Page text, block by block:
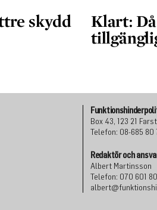
skydd
Klart:
Box 43, 123 21
Telefon: 08-685 80
Redaktör och
Albert Martinsson
Telefon: 070 601